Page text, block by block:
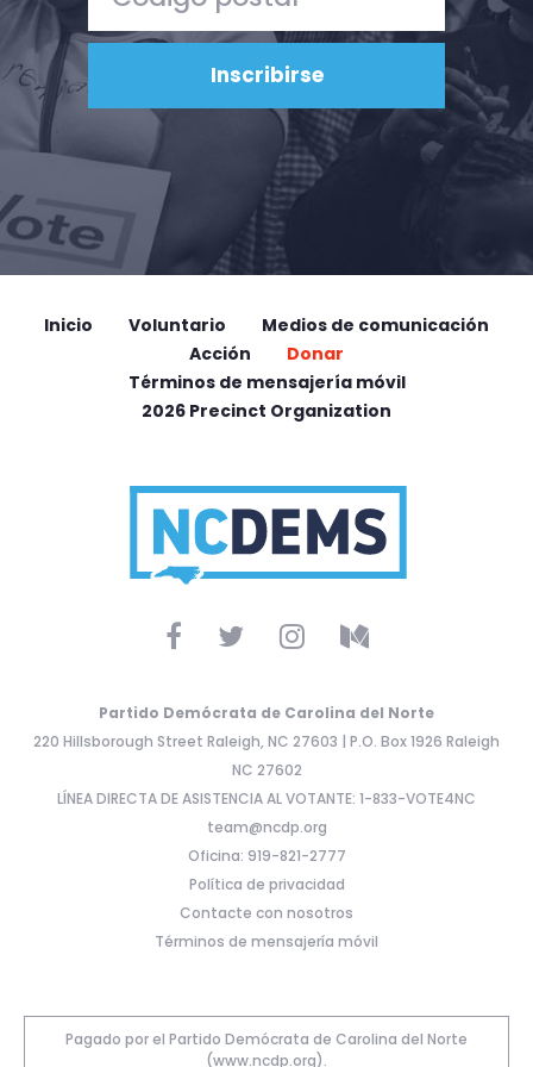
Inicio Voluntario
Medios de comunicación
Acción
Donar
Términos de mensajería móvil
2026 Precinct Organization
Partido Demócrata de Carolina del Norte
220 Hillsborough Street Raleigh, NC 27603 | P.O. Box 1926 Raleigh
NC 27602
LÍNEA DIRECTA DE ASISTENCIA AL VOTANTE: 1-833-VOTE4NC
team@ncdp.org
Oficina: 919-821-2777
Política de privacidad
Contacte con nosotros
Términos de mensajería móvil
Pagado por el Partido Demócrata de Carolina del Norte
(www.ncdp.org).